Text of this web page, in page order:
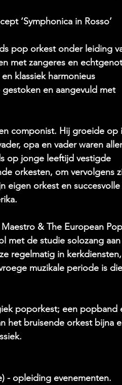
‘Symphonica in Rosso’
pop orkest onder leiding
met zangeres en
klassiek harmonieus
en aangevuld met
componist. Hij groeide op
opa en vader waren
op jonge leeftijd vestigde
orkesten, om vervolgens
eigen orkest en succesvolle
& The European Pop
met de studie solozang aan
regelmatig in kerkdiensten,
muzikale periode is die
poporkest; een popband
het bruisende orkest bijna
- opleiding evenementen.